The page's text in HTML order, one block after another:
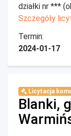
działki nr ***
Szczegóły
Termin:
2024-01-17
Licytacja
Blanki,